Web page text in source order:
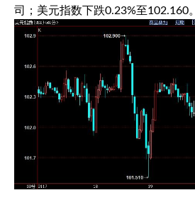
司； 美元指数 下跌0.23%至102.160。